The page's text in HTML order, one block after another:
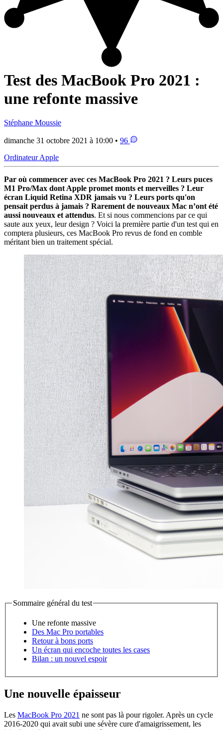
Test des MacBook Pro 2021 :
une refonte massive
Stéphane Moussie
dimanche 31 octobre 2021 à 10:00 • 96
Ordinateur Apple
Par où commencer avec ces MacBook Pro 2021 ? Leurs puces
M1 Pro/Max dont Apple promet monts et merveilles ? Leur
écran Liquid Retina XDR jamais vu ? Leurs ports qu'on
pensait perdus à jamais ? Rarement de nouveaux Mac n’ont été
aussi nouveaux et attendus. Et si nous commencions par ce qui
saute aux yeux, leur design ? Voici la première partie d'un test qui en
comptera plusieurs, ces MacBook Pro revus de fond en comble
méritant bien un traitement spécial.
Sommaire général du test
Une refonte massive
Des Mac Pro portables
Retour à bons ports
Un écran qui encoche toutes les cases
Bilan : un nouvel espoir
Une nouvelle épaisseur
Les MacBook Pro 2021 ne sont pas là pour rigoler. Après un cycle
2016-2020 qui avait subi une sévère cure d'amaigrissement, les